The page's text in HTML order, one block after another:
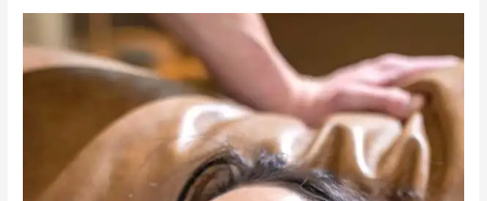
প্রেগন্যান্ট
গুদে